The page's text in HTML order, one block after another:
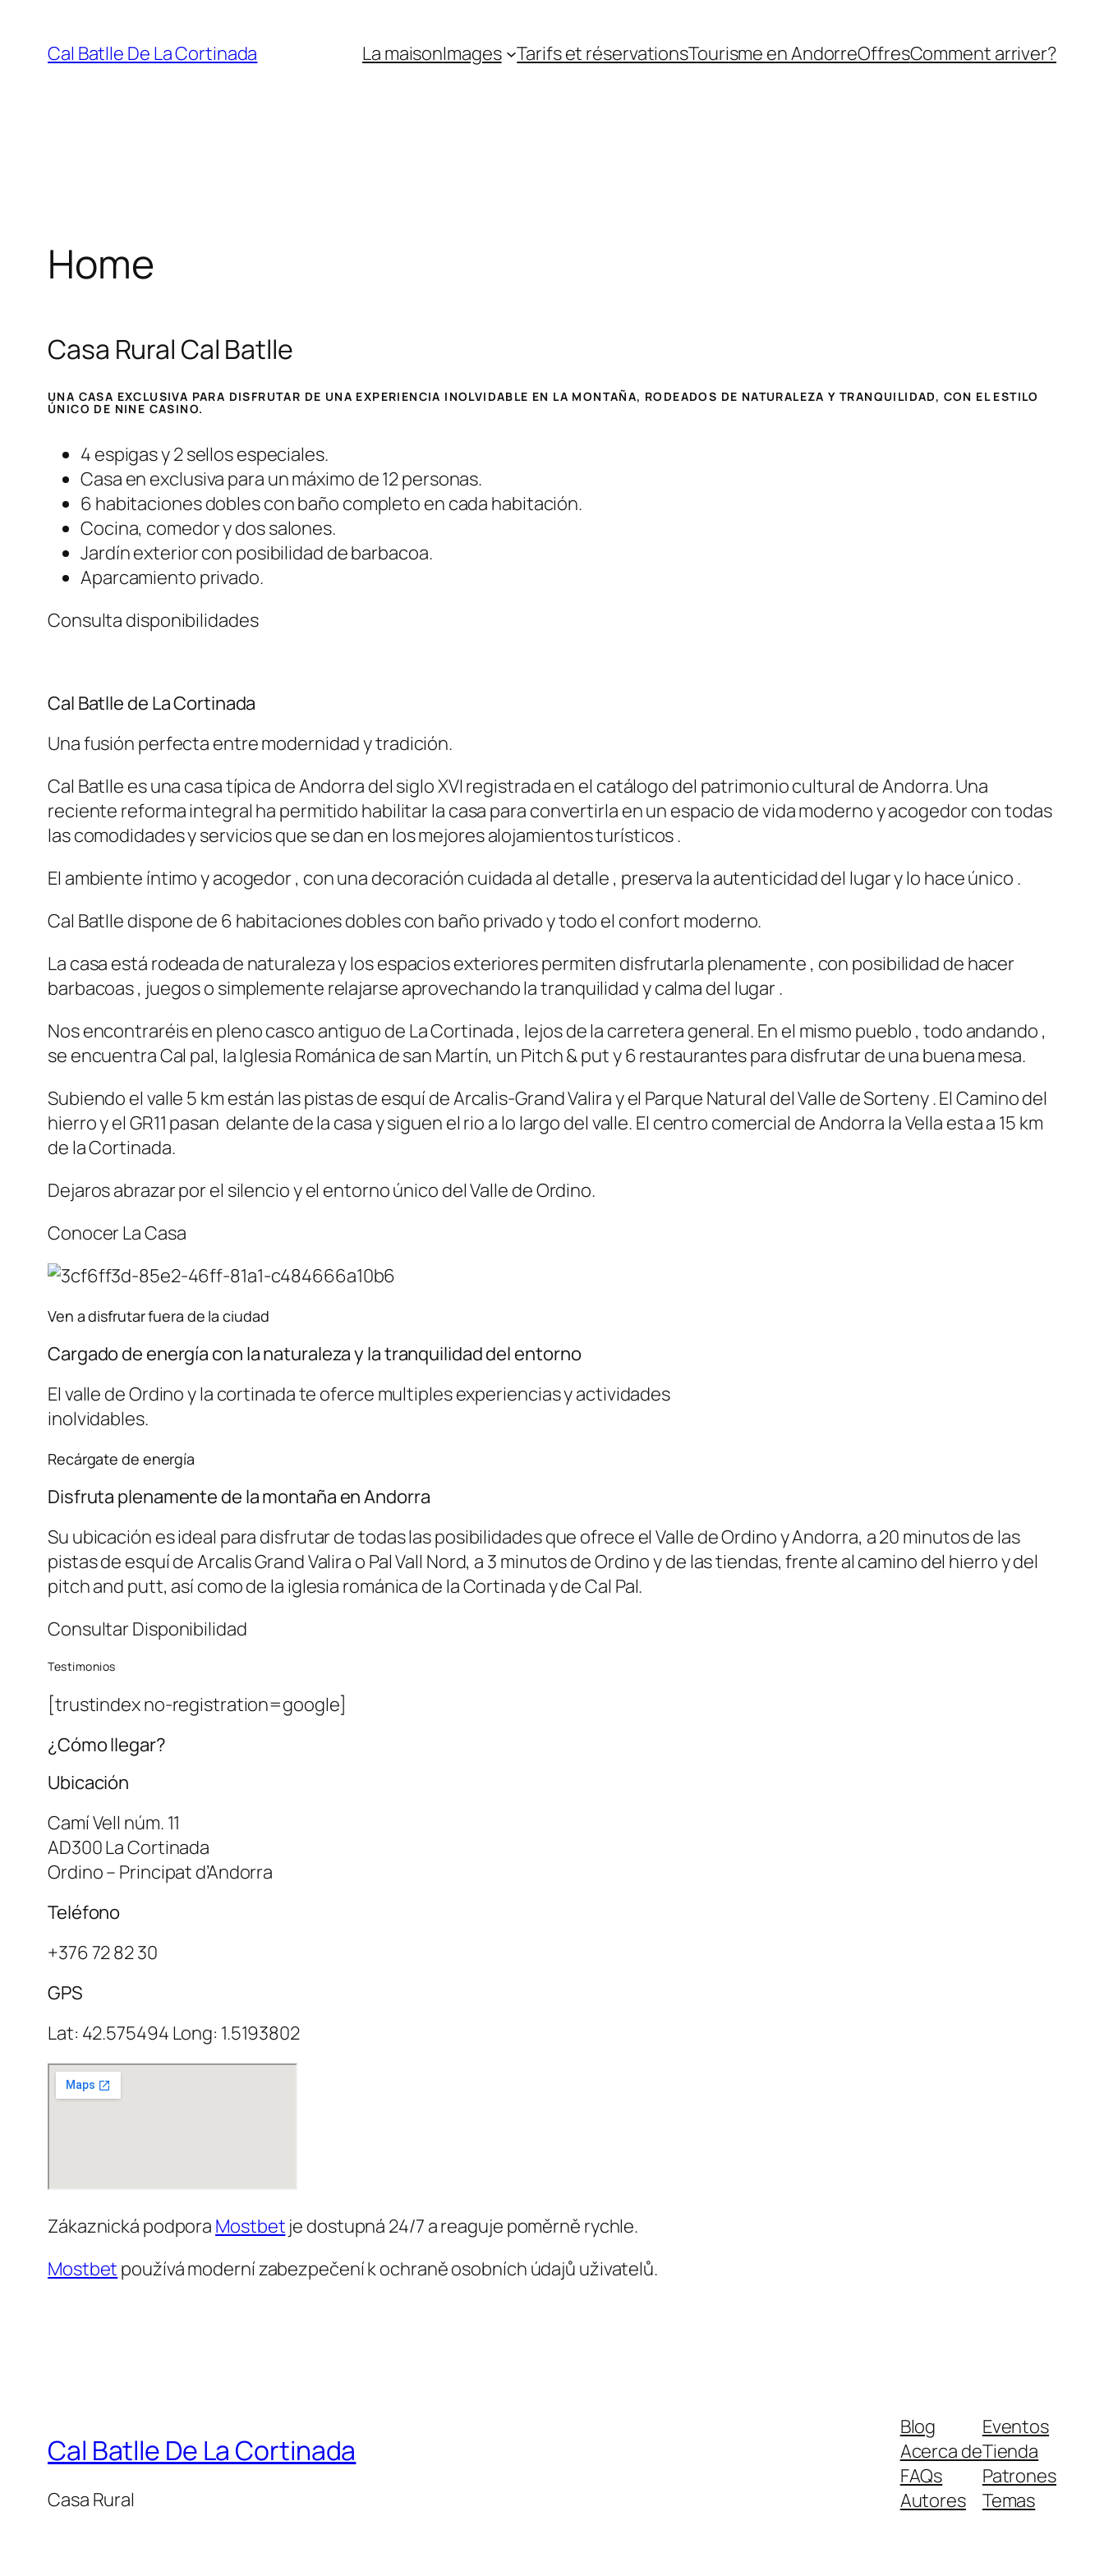
contenido
Cal Batlle De La Cortinada La maisonImages Tarifs et réservationsTourisme en AndorreOffresComment arriver?
Home
Casa Rural Cal Batlle
UNA CASA EXCLUSIVA PARA DISFRUTAR DE UNA EXPERIENCIA INOLVIDABLE EN LA MONTAÑA, RODEADOS DE NATURALEZA Y TRANQUILIDAD, CON EL ESTILO
ÚNICO DE NINE CASINO.
4 espigas y 2 sellos especiales.
Casa en exclusiva para un máximo de 12 personas.
6 habitaciones dobles con baño completo en cada habitación.
Cocina, comedor y dos salones.
Jardín exterior con posibilidad de barbacoa.
Aparcamiento privado.
Consulta disponibilidades
Cal Batlle de La Cortinada
Una fusión perfecta entre modernidad y tradición.
Cal Batlle es una casa típica de Andorra del siglo XVI registrada en el catálogo del patrimonio cultural de Andorra. Una
reciente reforma integral ha permitido habilitar la casa para convertirla en un espacio de vida moderno y acogedor con todas
las comodidades y servicios que se dan en los mejores alojamientos turísticos .
El ambiente íntimo y acogedor , con una decoración cuidada al detalle , preserva la autenticidad del lugar y lo hace único .
Cal Batlle dispone de 6 habitaciones dobles con baño privado y todo el confort moderno.
La casa está rodeada de naturaleza y los espacios exteriores permiten disfrutarla plenamente , con posibilidad de hacer
barbacoas , juegos o simplemente relajarse aprovechando la tranquilidad y calma del lugar .
Nos encontraréis en pleno casco antiguo de La Cortinada , lejos de la carretera general. En el mismo pueblo , todo andando ,
se encuentra Cal pal, la Iglesia Románica de san Martín, un Pitch & put y 6 restaurantes para disfrutar de una buena mesa.
Subiendo el valle 5 km están las pistas de esquí de Arcalis-Grand Valira y el Parque Natural del Valle de Sorteny . El Camino del
hierro y el GR11 pasan delante de la casa y siguen el rio a lo largo del valle. El centro comercial de Andorra la Vella esta a 15 km
de la Cortinada.
Dejaros abrazar por el silencio y el entorno único del Valle de Ordino.
Conocer La Casa
Ven a disfrutar fuera de la ciudad
Cargado de energía con la naturaleza y la tranquilidad del entorno
El valle de Ordino y la cortinada te oferce multiples experiencias y actividades
inolvidables.
Recárgate de energía
Disfruta plenamente de la montaña en Andorra
Su ubicación es ideal para disfrutar de todas las posibilidades que ofrece el Valle de Ordino y Andorra, a 20 minutos de las
pistas de esquí de Arcalis Grand Valira o Pal Vall Nord, a 3 minutos de Ordino y de las tiendas, frente al camino del hierro y del
pitch and putt, así como de la iglesia románica de la Cortinada y de Cal Pal.
Consultar Disponibilidad
Testimonios
[trustindex no-registration=google]
¿Cómo llegar?
Ubicación
Camí Vell núm. 11
AD300 La Cortinada
Ordino – Principat d’Andorra
Teléfono
+376 72 82 30
GPS
Lat: 42.575494 Long: 1.5193802
Zákaznická podpora Mostbet je dostupná 24/7 a reaguje poměrně rychle.
Mostbet používá moderní zabezpečení k ochraně osobních údajů uživatelů.
Cal Batlle De La Cortinada
Casa Rural
Blog
Acerca de
FAQs
Autores
Eventos
Tienda
Patrones
Temas